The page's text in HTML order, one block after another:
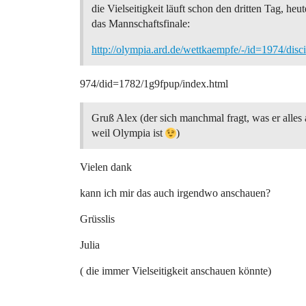
die Vielseitigkeit läuft schon den dritten Tag,
das Mannschaftsfinale:
http://olympia.ard.de/wettkaempfe/-/id=1974/
974/did=1782/1g9fpup/index.html
Gruß Alex (der sich manchmal fragt, was er alles
weil Olympia ist
)
Vielen dank
kann ich mir das auch irgendwo anschauen?
Grüsslis
Julia
( die immer Vielseitigkeit anschauen könnte)